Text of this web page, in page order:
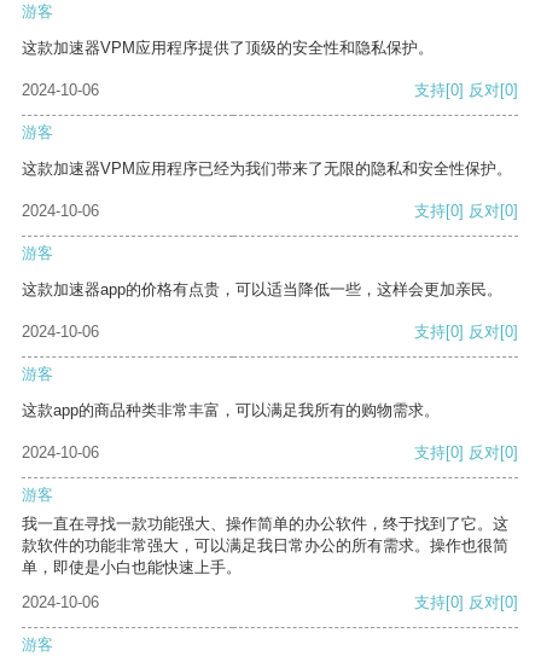
游客
这款加速器VPM应用程序提供了顶级的安全性和隐私保护。
2024-10-06 支持[0] 反对[0]
游客
这款加速器VPM应用程序已经为我们带来了无限的隐私和安全性保护。
2024-10-06 支持[0] 反对[0]
游客
这款加速器app的价格有点贵，可以适当降低一些，这样会更加亲民。
2024-10-06 支持[0] 反对[0]
游客
这款app的商品种类非常丰富，可以满足我所有的购物需求。
2024-10-06 支持[0] 反对[0]
游客
我一直在寻找一款功能强大、操作简单的办公软件，终于找到了它。这
款软件的功能非常强大，可以满足我日常办公的所有需求。操作也很简
单，即使是小白也能快速上手。
2024-10-06
支持[0] 反对[0]
游客